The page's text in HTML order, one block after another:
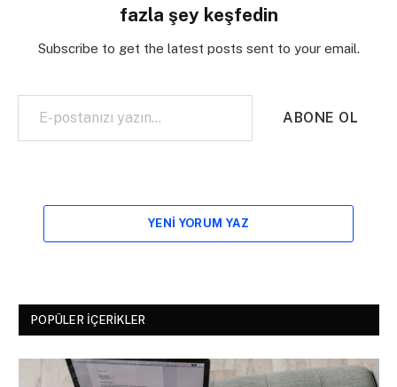
fazla şey keşfedin
Subscribe to get the latest posts sent to your email.
E-postanızı yazın…
ABONE OL
YENI YORUM YAZ
POPÜLER İÇERIKLER